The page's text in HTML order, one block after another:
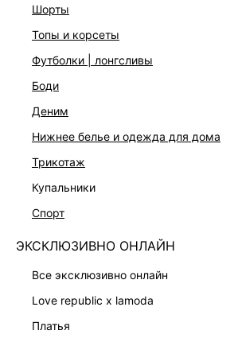
шорты
топы и корсеты
футболки | лонгсливы
боди
деним
нижнее белье и одежда для дома
трикотаж
купальники
спорт
ЭКСКЛЮЗИВНО ОНЛАЙН
все эксклюзивно онлайн
love republic x lamoda
платья
Уход за изделием:
Глажение при 110ºС, Профессиональная
Мягкий режим., Рекомендовано
Описание
Приталенный крой
Длина мини
Лиф с круглым вырезом
Застежка на скрытую молнию на
На модели размер 44. Крой модели
стандартному размеру
Подробные условия доставки и